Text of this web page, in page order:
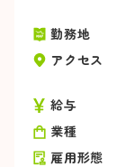
勤務地
アクセス
給与
業種
雇用形態